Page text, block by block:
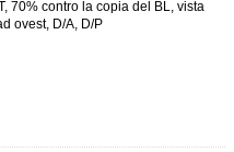
70% contro la copia del BL, vista
ovest, D/A, D/P